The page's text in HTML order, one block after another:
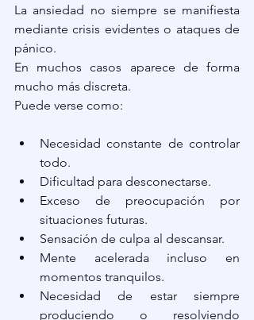
La ansiedad no siempre se manifiesta
mediante crisis evidentes o ataques de
pánico.
En muchos casos aparece de forma
mucho más discreta.
Puede verse como:
Necesidad constante de controlar
todo.
Dificultad para desconectarse.
Exceso de preocupación por
situaciones futuras.
Sensación de culpa al descansar.
Mente acelerada incluso en
momentos tranquilos.
Necesidad de estar siempre
produciendo o resolviendo